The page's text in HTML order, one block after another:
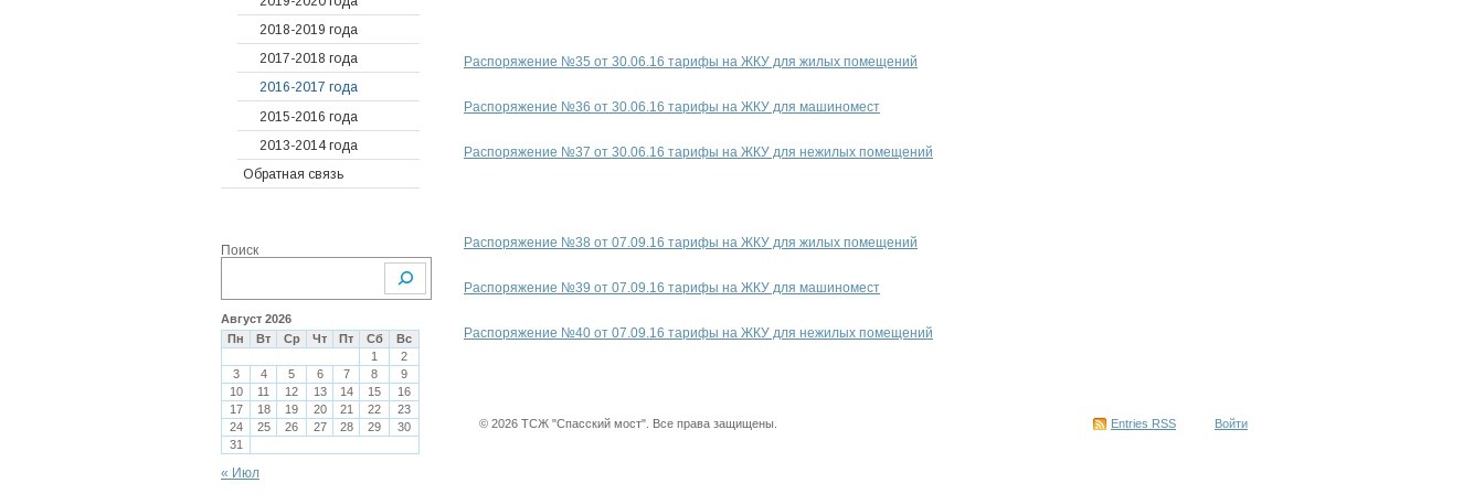
Предыдущие года
2022
2021
2020
2019
2018
2015
2012
2020
2019
2018
2017
Предыдущие года
2016
2013
Судебные решения
Гарантийные
обязательства
Письма и претензии
Прочие документы
Показания счетчиков
ОДН, ОДПУ
2018-2019 года
2017-2018 года
2016-2017 года
2015-2016 года
2013-2014 года
Обратная связь
Поиск
Август 2026
Пн
Вт Ср Чт Пт Сб
Вс
1
2
3
4 5 6 7 8
9
10
11 12 13 14 15
16
17
18 19 20 21 22
23
24
25 26 27 28 29
30
31
« Июл
Распоряжение №35 от 30.06.16 тарифы на ЖКУ для жилых помещений
Распоряжение №36 от 30.06.16 тарифы на ЖКУ для машиномест
Распоряжение №37 от 30.06.16 тарифы на ЖКУ для нежилых помещений
Распоряжение №38 от 07.09.16 тарифы на ЖКУ для жилых помещений
Распоряжение №39 от 07.09.16 тарифы на ЖКУ для машиномест
Распоряжение №40 от 07.09.16 тарифы на ЖКУ для нежилых помещений
© 2026 ТСЖ "Спасский мост". Все права защищены. Entries RSS Войти